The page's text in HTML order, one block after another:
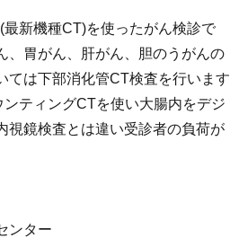
新機種CT)を使ったがん検診で
、胃がん、肝がん、胆のうがんの
ては下部消化管CT検査を行います
ティングCTを使い大腸内をデジ
視鏡検査とは違い受診者の負荷が
ンター